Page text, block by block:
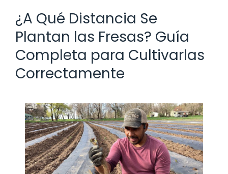
¿A Qué Distancia Se
Plantan las Fresas? Guía
Completa para Cultivarlas
Correctamente